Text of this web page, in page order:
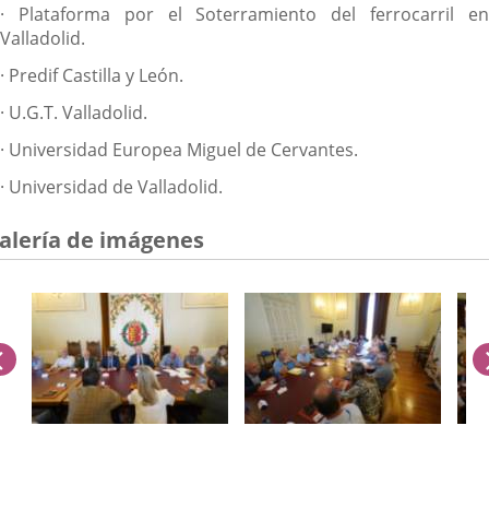
· Plataforma por el Soterramiento del ferrocarril en
Valladolid.
· Predif Castilla y León.
· U.G.T. Valladolid.
· Universidad Europea Miguel de Cervantes.
· Universidad de Valladolid.
de imágenes
anterior